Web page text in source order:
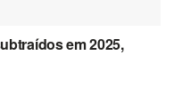
em 2025,